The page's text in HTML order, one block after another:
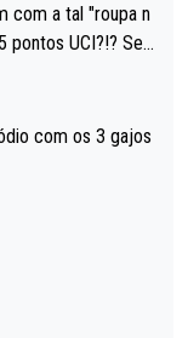
com a tal "roupa n
pontos UCI?!? Se
pontos??? Isto
na estrada!
com os 3 gajos